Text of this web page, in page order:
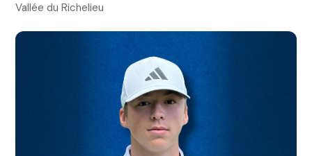
Vallée du Richelieu